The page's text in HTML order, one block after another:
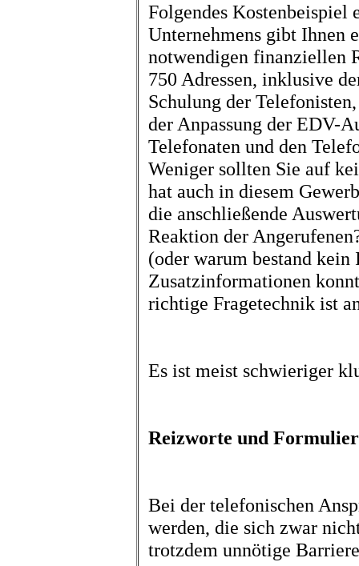
Folgendes Kostenbeispiel
Unternehmens gibt Ihnen
notwendigen finanziellen
750 Adressen, inklusive
Schulung der
der Anpassung der EDV-
Telefonaten und den
Weniger sollten Sie auf
hat auch in diesem
die anschließende
Reaktion der
(oder warum bestand kein
Zusatzinformationen
richtige Fragetechnik ist
Es ist meist schwieriger
Reizworte und
Bei der telefonischen
werden, die sich zwar
trotzdem unnötige